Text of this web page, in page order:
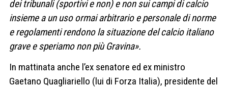
dei tribunali (sportivi e non) e non sui campi di calcio
insieme a un uso ormai arbitrario e personale di norme
e regolamenti rendono la situazione del calcio italiano
grave e speriamo non più Gravina».
In mattinata anche l’ex senatore ed ex ministro
Gaetano Quagliariello (lui di Forza Italia), presidente del